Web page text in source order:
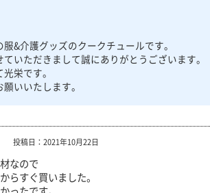
&介護グッズのクークチュールです。
いただきまして誠にありがとうございます。
栄です。
いいたします。
投稿日：2021年10月22日
なので
らすぐ買いました。